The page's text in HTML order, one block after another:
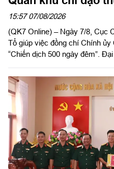
500 ngày đêm
15:57 07/08/2026
(QK7 Online) – Ngày 7/8, Cục
Tổ giúp việc đồng chí Chính
“Chiến dịch 500 ngày đêm”.